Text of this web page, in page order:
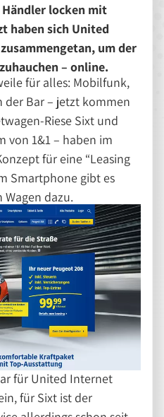
locken mit
haben sich United
um der
– online.
für alles: Mobilfunk,
Bar – jetzt kommen
Riese Sixt und
von 1&1 – haben im
für eine “Leasing
Smartphone gibt es
dazu.
für United Internet
für Sixt ist der